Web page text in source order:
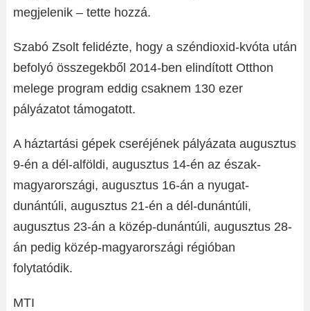
megjelenik – tette hozzá.
Szabó Zsolt felidézte, hogy a széndioxid-kvóta után
befolyó összegekből 2014-ben elindított Otthon
melege program eddig csaknem 130 ezer
pályázatot támogatott.
A háztartási gépek cseréjének pályázata augusztus
9-én a dél-alföldi, augusztus 14-én az észak-
magyarországi, augusztus 16-án a nyugat-
dunántúli, augusztus 21-én a dél-dunántúli,
augusztus 23-án a közép-dunántúli, augusztus 28-
án pedig közép-magyarországi régióban
folytatódik.
MTI